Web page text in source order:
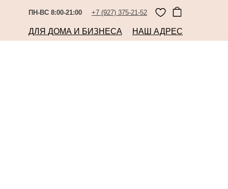
ПН-ВС 8:00-21:00 +7 (927) 375-21-52
ДЛЯ ДОМА И БИЗНЕСА НАШ АДРЕС